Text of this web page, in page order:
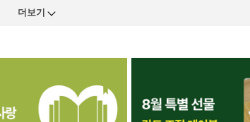
더보기